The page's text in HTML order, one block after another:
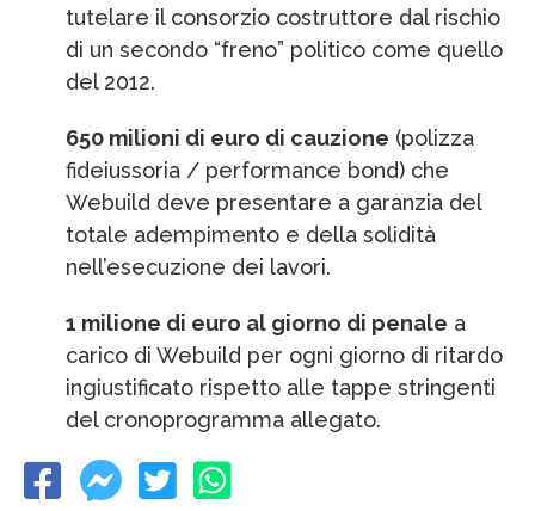
tutelare il consorzio costruttore dal rischio
di un secondo “freno” politico come quello
del 2012.
650 milioni di euro di cauzione (polizza
fideiussoria / performance bond) che
Webuild deve presentare a garanzia del
totale adempimento e della solidità
nell’esecuzione dei lavori.
1 milione di euro al giorno di penale a
carico di Webuild per ogni giorno di ritardo
ingiustificato rispetto alle tappe stringenti
del cronoprogramma allegato.